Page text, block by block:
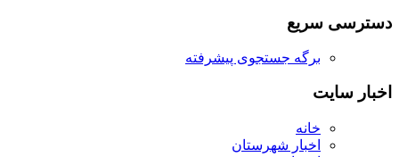
دسترسی سریع
برگه جستجوی پیشرفته
اخبار سایت
خانه
اخبار شهرستان